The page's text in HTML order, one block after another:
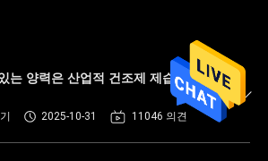
는 양력은 산업적 건조제 제습기를 압
2025-10-31 11046 의견